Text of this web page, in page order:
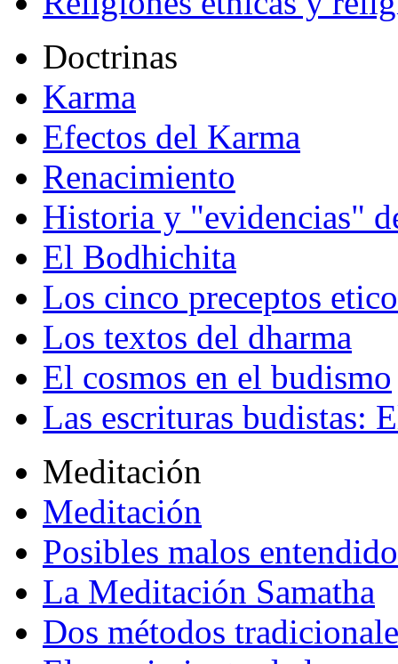
Doctrinas
Karma
Efectos del Karma
Renacimiento
Historia y "evidencias"
El Bodhichita
Los cinco preceptos
Los textos del dharma
El cosmos en el budismo
Las escrituras budistas:
Meditación
Meditación
Posibles malos
La Meditación Samatha
Dos métodos